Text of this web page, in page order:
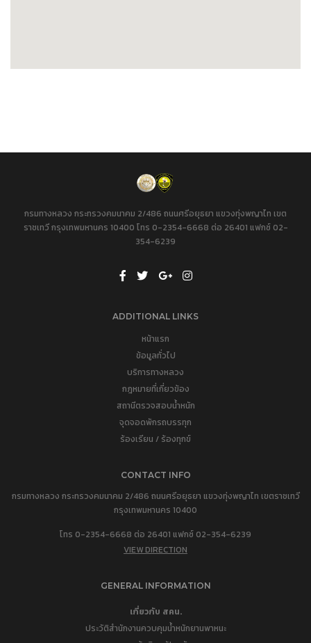
กรมทางหลวง กระทรวงคมนาคม 2/486 ถนนศรีอยุธยา แขวงทุ่งพญาไท เขต
ราชเทวี กรุงเทพมหานคร 10400 โทร 0-2354-6668 ต่อ 26401 แฟกซ์ 02-
354-6239
ADDITIONAL LINKS
หน้าแรก
ข้อมูลทั่วไป
บริการทางหลวง
กฎหมายที่เกี่ยวข้อง
สถานีตรวจสอบน้ำหนัก
จุดจอดพักรถบรรทุก
ร้องเรียน / ร้องทุกข์
CONTACT INFO
กรมทางหลวง กระทรวงคมนาคม 2/486 ถนนศรีอยุธยา แขวงทุ่งพญาไท เขตราชเทวี
กรุงเทพมหานคร 10400
โทร 0-2354-6668 ต่อ 26401 แฟกซ์ 02-354-6239
VIEW DIRECTION
GENERAL INFORMATION
เกี่ยวกับ สคน.
ประวัติสำนักงานควบคุมน้ำหนักยานพาหนะ